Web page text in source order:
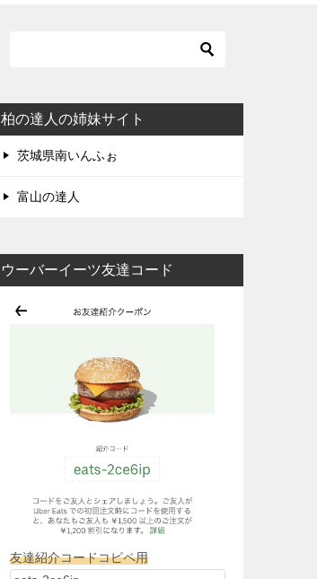
柏の達人の姉妹サイト
茨城県南いんふぉ
富山の達人
ウーバーイーツ友達コード
友達紹介コードコピペ用